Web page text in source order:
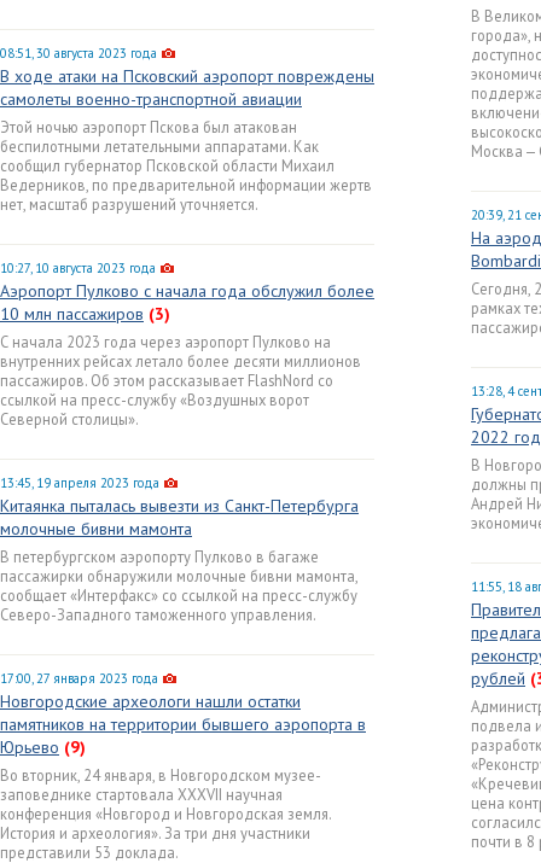
08:51, 30 августа 2023 года
В ходе атаки на Псковский аэропорт повреждены
самолеты военно-транспортной авиации
Этой ночью аэропорт Пскова был атакован
беспилотными летательными аппаратами. Как
сообщил губернатор Псковской области Михаил
Ведерников, по предварительной информации жертв
нет, масштаб разрушений уточняется.
10:27, 10 августа 2023 года
Аэропорт Пулково с начала года обслужил более
10 млн пассажиров (3)
С начала 2023 года через аэропорт Пулково на
внутренних рейсах летало более десяти миллионов
пассажиров. Об этом рассказывает FlashNord со
ссылкой на пресс-службу «Воздушных ворот
Северной столицы».
13:45, 19 апреля 2023 года
Китаянка пыталась вывезти из Санкт-Петербурга
молочные бивни мамонта
В петербургском аэропорту Пулково в багаже
пассажирки обнаружили молочные бивни мамонта,
сообщает «Интерфакс» со ссылкой на пресс-службу
Северо-Западного таможенного управления.
17:00, 27 января 2023 года
Новгородские археологи нашли остатки
памятников на территории бывшего аэропорта в
Юрьево (9)
Во вторник, 24 января, в Новгородском музее-
заповеднике стартовала XXXVII научная
конференция «Новгород и Новгородская земля.
История и археология». За три дня участники
представили 53 доклада.
В
города»,
Москва —
20:39, 21
На
Сегодня,
рамках
13:28, 4
2022
В
должны
Андрей
11:55, 18
рублей
подвела
цена
почти в